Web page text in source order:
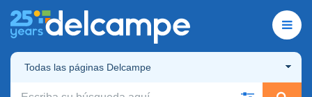
Todas las páginas Delcampe